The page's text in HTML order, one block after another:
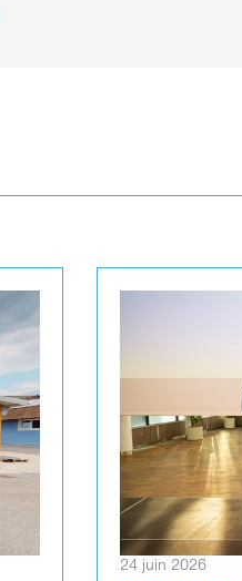
24 juin 2026